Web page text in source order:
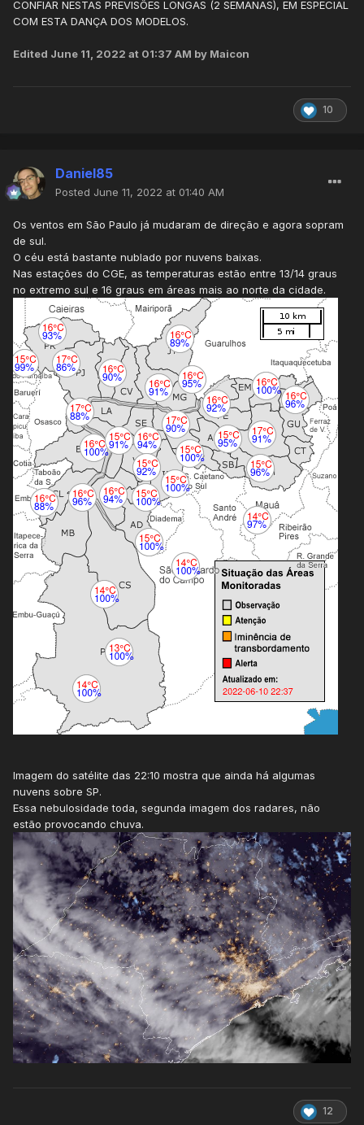
CONFIAR NESTAS PREVISÕES LONGAS (2 SEMANAS), EM ESPECIAL
COM ESTA DANÇA DOS MODELOS.
Edited June 11, 2022 at 01:37 AM by Maicon
10
Daniel85
Posted June 11, 2022 at 01:40 AM
Os ventos em São Paulo já mudaram de direção e agora sopram
de sul.
O céu está bastante nublado por nuvens baixas.
Nas estações do CGE, as temperaturas estão entre 13/14 graus
no extremo sul e 16 graus em áreas mais ao norte da cidade.
Imagem do satélite das 22:10 mostra que ainda há algumas
nuvens sobre SP.
Essa nebulosidade toda, segunda imagem dos radares, não
estão provocando chuva.
12